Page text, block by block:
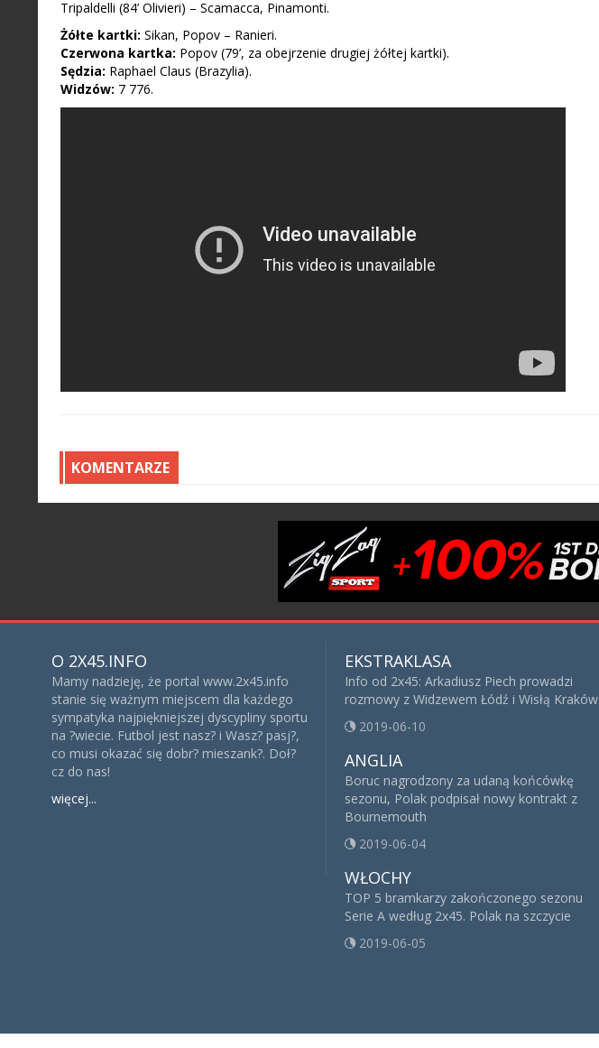
Tripaldelli (84’ Olivieri) – Scamacca, Pinamonti.
Żółte kartki: Sikan, Popov – Ranieri.
Czerwona kartka: Popov (79’, za obejrzenie drugiej żółtej kartki).
Sędzia: Raphael Claus (Brazylia).
Widzów: 7 776.
KOMENTARZE
O 2X45.INFO
Mamy nadzieję, że portal www.2x45.info
stanie się ważnym miejscem dla każdego
sympatyka najpiękniejszej dyscypliny sportu
na ?wiecie. Futbol jest nasz? i Wasz? pasj?,
co musi okazać się dobr? mieszank?. Doł?
cz do nas!
więcej...
EKSTRAKLASA
Info od 2x45: Arkadiusz Piech prowadzi
rozmowy z Widzewem Łódź i Wisłą Kraków
2019-06-10
ANGLIA
Boruc nagrodzony za udaną końcówkę
sezonu, Polak podpisał nowy kontrakt z
Bournemouth
2019-06-04
WŁOCHY
TOP 5 bramkarzy zakończonego sezonu
Serie A według 2x45. Polak na szczycie
2019-06-05